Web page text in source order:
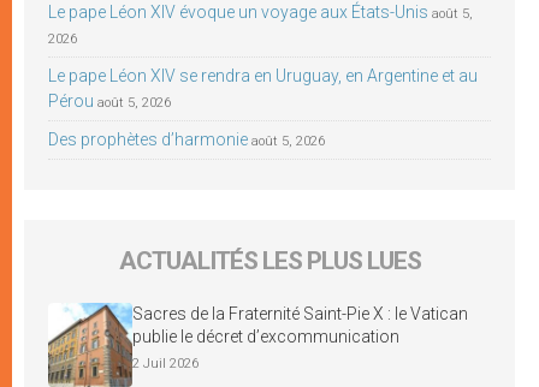
Le pape Léon XIV évoque un voyage aux États-Unis août 5,
2026
Le pape Léon XIV se rendra en Uruguay, en Argentine et au
Pérou août 5, 2026
Des prophètes d’harmonie août 5, 2026
ACTUALITÉS LES PLUS LUES
Sacres de la Fraternité Saint-Pie X : le Vatican
publie le décret d’excommunication
2 Juil 2026